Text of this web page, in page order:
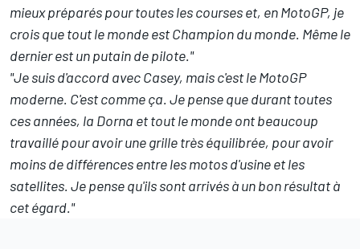
mieux préparés pour toutes les courses et, en MotoGP, je
crois que tout le monde est Champion du monde. Même le
dernier est un putain de pilote."
"Je suis d'accord avec Casey, mais c'est le MotoGP
moderne. C'est comme ça. Je pense que durant toutes
ces années, la Dorna et tout le monde ont beaucoup
travaillé pour avoir une grille très équilibrée, pour avoir
moins de différences entre les motos d'usine et les
satellites. Je pense qu'ils sont arrivés à un bon résultat à
cet égard."